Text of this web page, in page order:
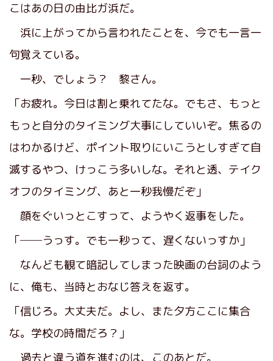
こはあの日の由比ガ浜だ。
浜に上がってから言われたことを、今でも一言一
句覚えている。
一秒、でしょう？ 黎さん。
「お疲れ。今日は割と乗れてたな。でもさ、もっと
もっと自分のタイミング大事にしていいぞ。焦るの
はわかるけど、ポイント取りにいこうとしすぎて自
滅するやつ、けっこう多いしな。それと透、テイク
オフのタイミング、あと一秒我慢だぞ」
顔をぐいっとこすって、ようやく返事をした。
「──うっす。でも一秒って、遅くないっすか」
なんども観て暗記してしまった映画の台詞のよう
に、俺も、当時とおなじ答えを返す。
「信じろ。大丈夫だ。よし、また夕方ここに集合
な。学校の時間だろ？」
過去と違う道を進むのは、このあとだ。